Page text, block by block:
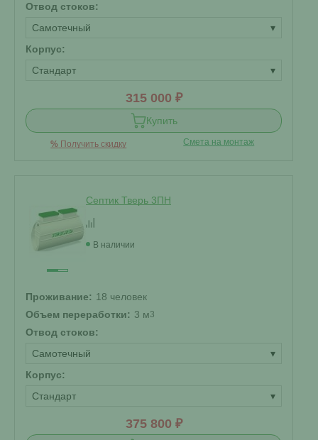
Отвод стоков:
Самотечный
▾
Корпус:
Стандарт
▾
315 000 ₽
Купить
% Получить скидку Смета на монтаж
Септик Тверь 3ПН
В наличии
Проживание: 18 человек
Объем переработки: 3 м3
Отвод стоков:
Самотечный
▾
Корпус:
Стандарт
▾
375 800 ₽